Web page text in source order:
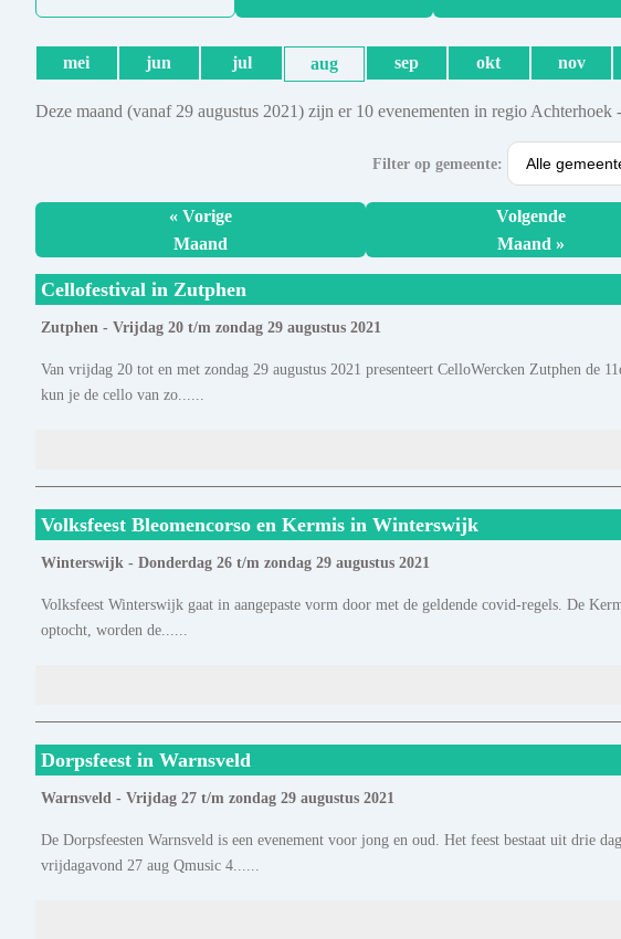
mei jun jul aug sep okt nov
Deze maand (vanaf 29 augustus 2021) zijn er 10 evenementen in regio Achterhoek
Filter op gemeente:
« Vorige
Maand
Volgende
Maand »
Cellofestival in Zutphen
Zutphen - Vrijdag 20 t/m zondag 29 augustus 2021
Van vrijdag 20 tot en met zondag 29 augustus 2021 presenteert CelloWercken Zutphen de
kun je de cello van zo......
Volksfeest Bleomencorso en Kermis in Winterswijk
Winterswijk - Donderdag 26 t/m zondag 29 augustus 2021
Volksfeest Winterswijk gaat in aangepaste vorm door met de geldende covid-regels. De
optocht, worden de......
Dorpsfeest in Warnsveld
Warnsveld - Vrijdag 27 t/m zondag 29 augustus 2021
De Dorpsfeesten Warnsveld is een evenement voor jong en oud. Het feest bestaat uit drie
vrijdagavond 27 aug Qmusic 4......